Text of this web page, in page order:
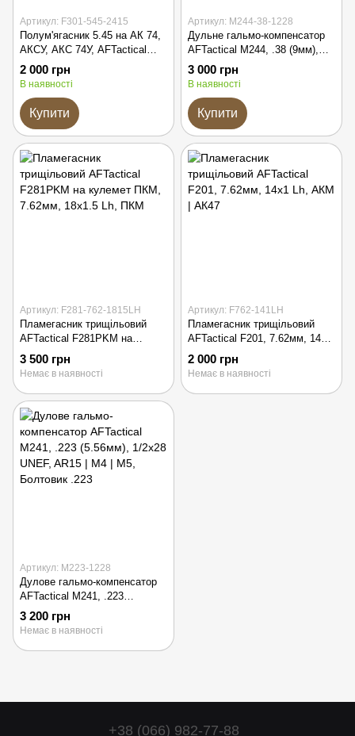
Артикул: F301-545-2415
Полум'ягасник 5.45 на АК 74,
АКСУ, АКС 74У, AFTactical
F301, трищільовий
2 000 грн
В наявності
Купити
Артикул: M244-38-1228
Дульне гальмо-компенсатор
AFTactical M244, .38 (9мм),
1/2x28 UNEF, AKDAS SA-9 HP
3 000 грн
В наявності
Купити
Артикул: F281-762-1815LH
Пламегасник трищільовий
AFTactical F281PKM на
кулемет ПКМ, 7.62мм, 18x1.5
Lh, ПКМ
3 500 грн
Немає в наявності
Артикул: F762-141LH
Пламегасник трищільовий
AFTactical F201, 7.62мм, 14x1
Lh, АКМ | АК47
2 000 грн
Немає в наявності
Артикул: M223-1228
Дулове гальмо-компенсатор
AFTactical M241, .223
(5.56мм), 1/2x28 UNEF, AR15 |
M4 | M5, Болтовик .223
3 200 грн
Немає в наявності
+38 (066) 982-77-88